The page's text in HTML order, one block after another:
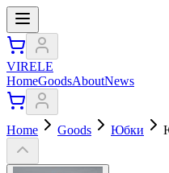
VIRELE
HomeGoodsAboutNews
Home Goods Юбки